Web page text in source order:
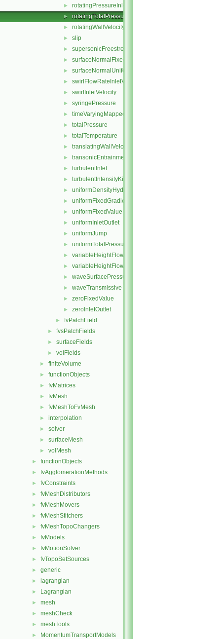
► rotatingPressureInletOutletVelocity
► rotatingTotalPressure
► rotatingWallVelocity
► slip
► supersonicFreestream
► surfaceNormalFixedValue
► surfaceNormalUniformFixedValue
► swirlFlowRateInletVelocity
► swirlInletVelocity
► syringePressure
► timeVaryingMappedFixedValue
► totalPressure
► totalTemperature
► translatingWallVelocity
► transonicEntrainmentPressure
► turbulentInlet
► turbulentIntensityKineticEnergyInlet
► uniformDensityHydrostaticPressure
► uniformFixedGradient
► uniformFixedValue
► uniformInletOutlet
► uniformJump
► uniformTotalPressure
► variableHeightFlowRate
► variableHeightFlowRateInletVelocity
► waveSurfacePressure
► waveTransmissive
► zeroFixedValue
► zeroInletOutlet
► fvPatchField
► fvsPatchFields
► surfaceFields
► volFields
► finiteVolume
► functionObjects
► fvMatrices
► fvMesh
► fvMeshToFvMesh
► interpolation
► solver
► surfaceMesh
► volMesh
► functionObjects
► fvAgglomerationMethods
► fvConstraints
► fvMeshDistributors
► fvMeshMovers
► fvMeshStitchers
► fvMeshTopoChangers
► fvModels
► fvMotionSolver
► fvTopoSetSources
► generic
► lagrangian
► Lagrangian
► mesh
► meshCheck
► meshTools
► MomentumTransportModels